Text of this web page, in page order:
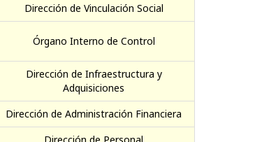
Dirección de Vinculación Social
Órgano Interno de Control
Dirección de Infraestructura y
Adquisiciones
Dirección de Administración Financiera